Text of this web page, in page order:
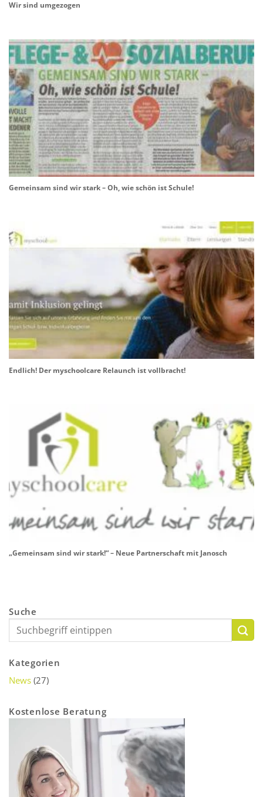
Wir sind umgezogen
Gemeinsam sind wir stark – Oh, wie schön ist Schule!
Endlich! Der myschoolcare Relaunch ist vollbracht!
„Gemeinsam sind wir stark!“ – Neue Partnerschaft mit Janosch
Suche
Kategorien
News (27)
Kostenlose Beratung